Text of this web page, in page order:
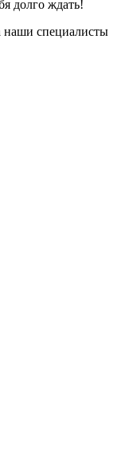
долго ждать!
наши специалисты